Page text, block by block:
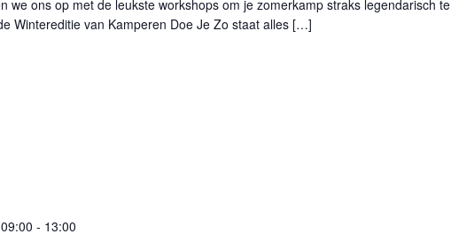
we ons op met de leukste workshops om je zomerkamp straks legendarisch te
Wintereditie van Kamperen Doe Je Zo staat alles […]
- 13:00